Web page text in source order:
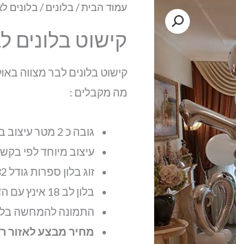
עמוד הבית/ בלונים/ בלונים
קישוט בלונים
קישוט בלונים לבר מצווה
מה מקבלים :
גובה כ 2 מטר עיצוב בלונים מיוחד
עיצוב מיוחד לפי
זוג בלון ספרות גודל 32 אינץ
בלון לב 18 אינץ עם הדפסה { כיתוב עד 3 מילים}
התמונה להמחשה
מחיר מבצע לאזור